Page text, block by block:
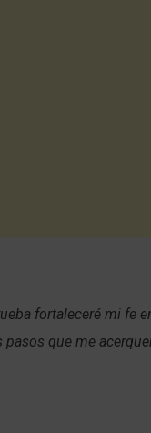
fortaleceré mi fe
que me